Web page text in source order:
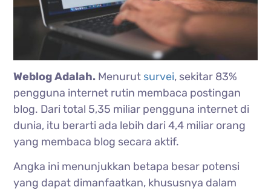
Weblog Adalah. Menurut survei, sekitar 83%
pengguna internet rutin membaca postingan
blog. Dari total 5,35 miliar pengguna internet di
dunia, itu berarti ada lebih dari 4,4 miliar orang
yang membaca blog secara aktif.
Angka ini menunjukkan betapa besar potensi
yang dapat dimanfaatkan, khususnya dalam